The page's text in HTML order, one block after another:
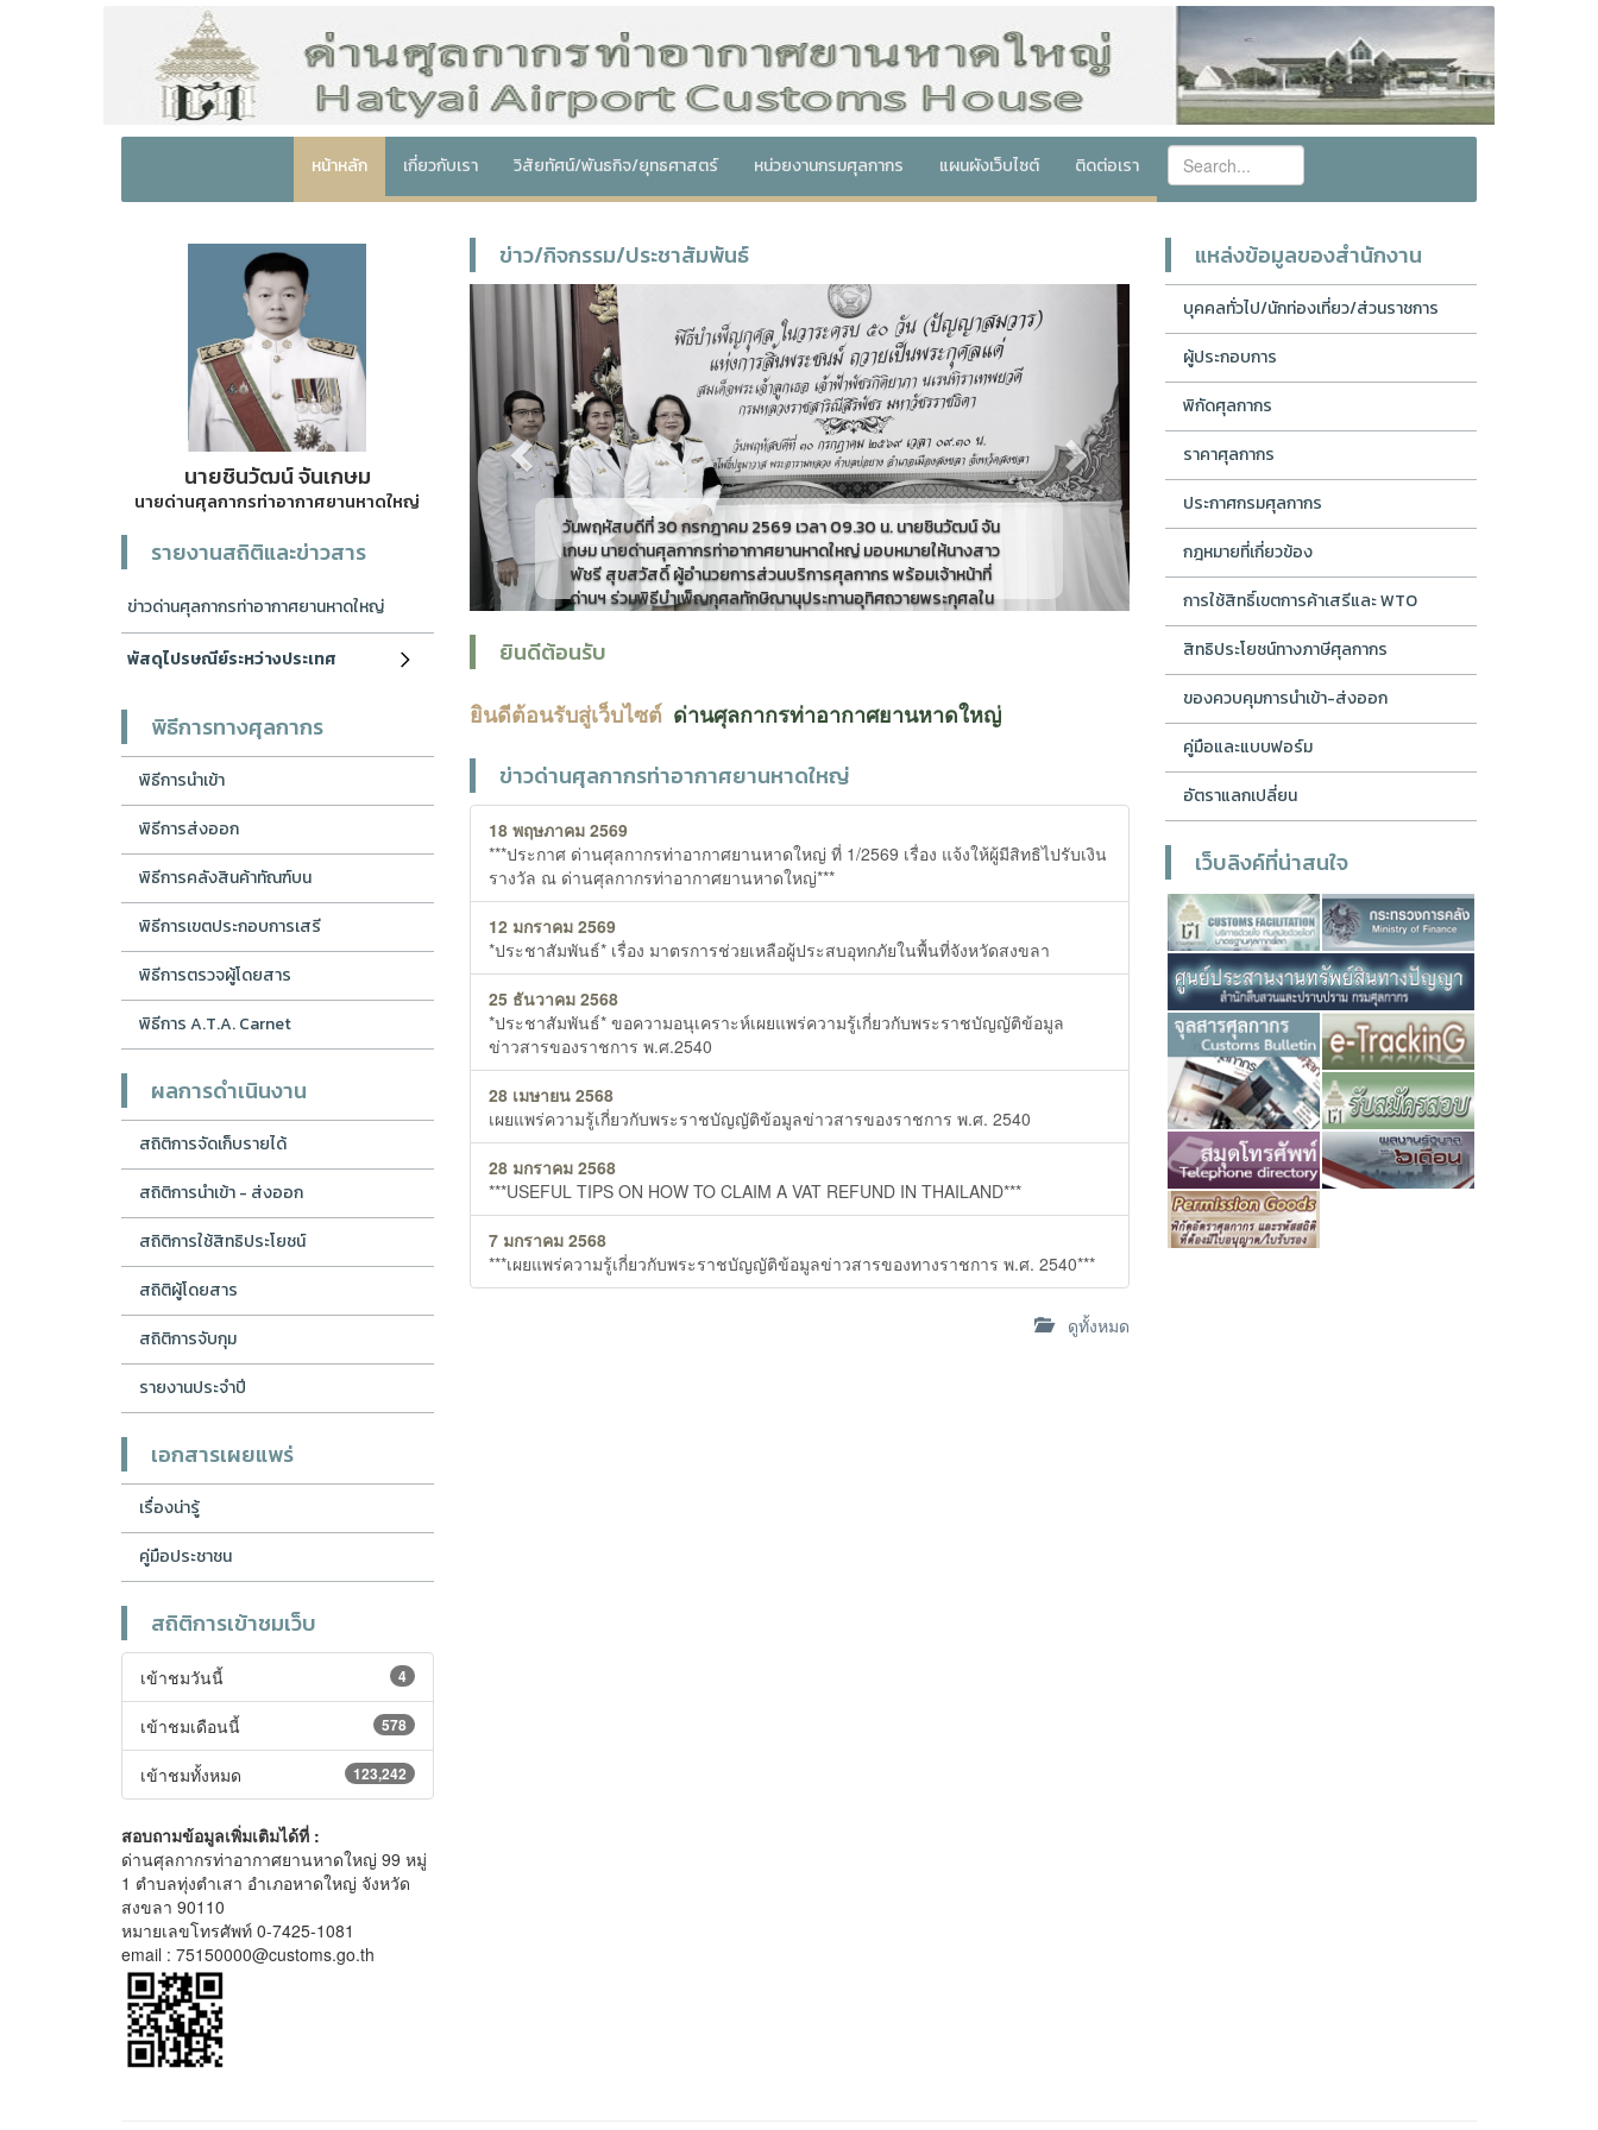
หน้าหลัก เกี่ยวกับเรา วิสัยทัศน์/พันธกิจ/ยุทธศาสตร์ หน่วยงานกรมศุลกากร แผนผังเว็บไซต์ ติดต่อเรา
นายชินวัฒน์ จันเกษม
นายด่านศุลกากรท่าอากาศยานหาดใหญ่
รายงานสถิติและข่าวสาร
ข่าวด่านศุลกากรท่าอากาศยานหาดใหญ่
พัสดุไปรษณีย์ระหว่างประเทศ
พิธีการทางศุลกากร
พิธีการนำเข้า
พิธีการส่งออก
พิธีการคลังสินค้าทัณฑ์บน
พิธีการเขตประกอบการเสรี
พิธีการตรวจผู้โดยสาร
พิธีการ A.T.A. Carnet
ผลการดำเนินงาน
สถิติการจัดเก็บรายได้
สถิติการนำเข้า - ส่งออก
สถิติการใช้สิทธิประโยชน์
สถิติผู้โดยสาร
สถิติการจับกุม
รายงานประจำปี
เอกสารเผยแพร่
เรื่องน่ารู้
คู่มือประชาชน
สถิติการเข้าชมเว็บ
4
เข้าชมวันนี้
578
เข้าชมเดือนนี้
123,242
เข้าชมทั้งหมด
สอบถามข้อมูลเพิ่มเติมได้ที่ :
ด่านศุลกากรท่าอากาศยานหาดใหญ่ 99 หมู่
1 ตำบลทุ่งตำเสา อำเภอหาดใหญ่ จังหวัด
สงขลา 90110
หมายเลขโทรศัพท์ 0-7425-1081
email : 75150000@customs.go.th
ข่าว/กิจกรรม/ประชาสัมพันธ์
วันพฤหัสบดีที่ 30 กรกฎาคม 2569 เวลา 09.30 น. นายชินวัฒน์ จัน
เกษม นายด่านศุลกากรท่าอากาศยานหาดใหญ่ มอบหมายให้นางสาว
พัชรี สุขสวัสดิ์ ผู้อำนวยการส่วนบริการศุลกากร พร้อมเจ้าหน้าที่
ด่านฯ ร่วมพิธีบำเพ็ญกุศลทักษิณานุประทานอุทิศถวายพระกุศลใน
Previous Next
ยินดีต้อนรับ
ยินดีต้อนรับสู่เว็บไซต์ ด่านศุลกากรท่าอากาศยานหาดใหญ่
ข่าวด่านศุลกากรท่าอากาศยานหาดใหญ่
18 พฤษภาคม 2569
***ประกาศ ด่านศุลกากรท่าอากาศยานหาดใหญ่ ที่ 1/2569 เรื่อง แจ้งให้ผู้มีสิทธิไปรับเงิน
รางวัล ณ ด่านศุลกากรท่าอากาศยานหาดใหญ่***
12 มกราคม 2569
*ประชาสัมพันธ์* เรื่อง มาตรการช่วยเหลือผู้ประสบอุทกภัยในพื้นที่จังหวัดสงขลา
25 ธันวาคม 2568
*ประชาสัมพันธ์* ขอความอนุเคราะห์เผยแพร่ความรู้เกี่ยวกับพระราชบัญญัติข้อมูล
ข่าวสารของราชการ พ.ศ.2540
28 เมษายน 2568
เผยแพร่ความรู้เกี่ยวกับพระราชบัญญัติข้อมูลข่าวสารของราชการ พ.ศ. 2540
28 มกราคม 2568
***USEFUL TIPS ON HOW TO CLAIM A VAT REFUND IN THAILAND***
7 มกราคม 2568
***เผยแพร่ความรู้เกี่ยวกับพระราชบัญญัติข้อมูลข่าวสารของทางราชการ พ.ศ. 2540***
ดูทั้งหมด
แหล่งข้อมูลของสำนักงาน
บุคคลทั่วไป/นักท่องเที่ยว/ส่วนราชการ
ผู้ประกอบการ
พิกัดศุลกากร
ราคาศุลกากร
ประกาศกรมศุลกากร
กฎหมายที่เกี่ยวข้อง
การใช้สิทธิ์เขตการค้าเสรีและ WTO
สิทธิประโยชน์ทางภาษีศุลกากร
ของควบคุมการนำเข้า-ส่งออก
คู่มือและแบบฟอร์ม
อัตราแลกเปลี่ยน
เว็บลิงค์ที่น่าสนใจ